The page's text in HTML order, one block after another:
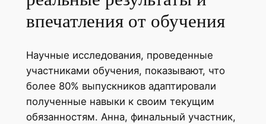
впечатления от обучения
Научные исследования, проведенные
участниками обучения, показывают, что
более 80% выпускников адаптировали
полученные навыки к своим текущим
обязанностям. Анна, финальный участник,